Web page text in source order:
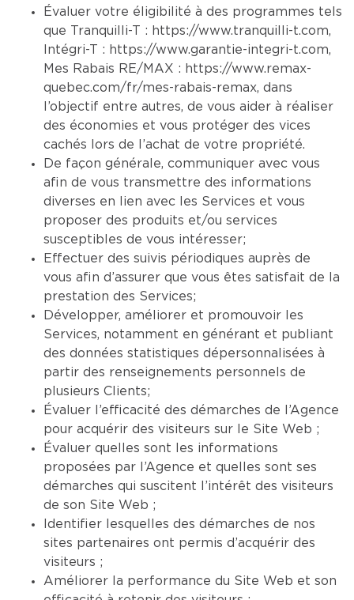
Évaluer votre éligibilité à des programmes tels
que Tranquilli-T : https://www.tranquilli-t.com,
Intégri-T : https://www.garantie-integri-t.com,
Mes Rabais RE/MAX : https://www.remax-
quebec.com/fr/mes-rabais-remax, dans
l’objectif entre autres, de vous aider à réaliser
des économies et vous protéger des vices
cachés lors de l’achat de votre propriété.
De façon générale, communiquer avec vous
afin de vous transmettre des informations
diverses en lien avec les Services et vous
proposer des produits et/ou services
susceptibles de vous intéresser;
Effectuer des suivis périodiques auprès de
vous afin d’assurer que vous êtes satisfait de la
prestation des Services;
Développer, améliorer et promouvoir les
Services, notamment en générant et publiant
des données statistiques dépersonnalisées à
partir des renseignements personnels de
plusieurs Clients;
Évaluer l’efficacité des démarches de l’Agence
pour acquérir des visiteurs sur le Site Web ;
Évaluer quelles sont les informations
proposées par l’Agence et quelles sont ses
démarches qui suscitent l’intérêt des visiteurs
de son Site Web ;
Identifier lesquelles des démarches de nos
sites partenaires ont permis d’acquérir des
visiteurs ;
Améliorer la performance du Site Web et son